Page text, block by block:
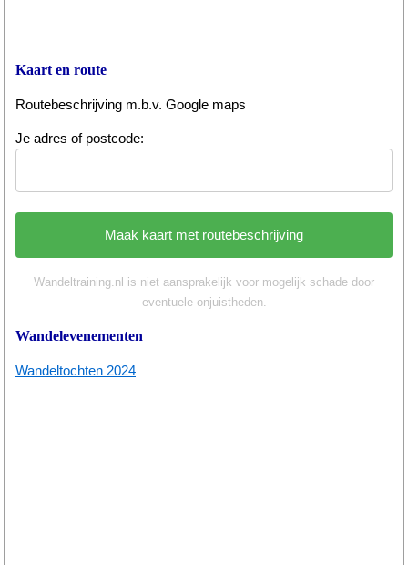
Kaart en route
Routebeschrijving m.b.v. Google maps
Je adres of postcode:
Wandeltraining.nl is niet aansprakelijk voor mogelijk schade door
eventuele onjuistheden.
Wandelevenementen
Wandeltochten 2024